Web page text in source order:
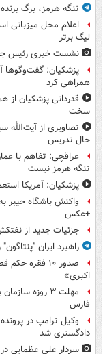
تنگه هرمز، برگ برنده
اعلام محل میزبانی
لیگ برتر
نشست خبری رئیس
پزشکیان: گفت‌وگوها
همراهی کرد
قدردانی پزشکیان
سخت
تصاویری از آیت‌الله
حال تدریس
عراقچی: تفاهم با
تنگه هرمز نیست
پزشکیان: آمریکا
واکنش باشگاه
+عکس
جزئیات جدید از
راهبرد ایران
صدور ۱۰ فقره
اکبری»
مهلت ۳ روزه
فارس
وکیل ترامپ در
دادگستری شد
سردار علی عظمایی در